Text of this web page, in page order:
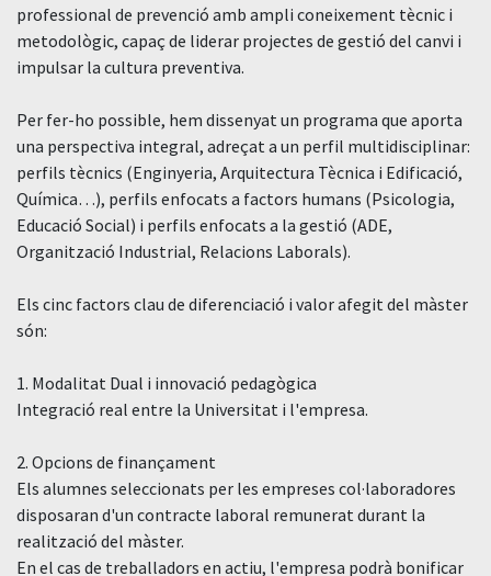
professional de prevenció amb ampli coneixement tècnic i
metodològic, capaç de liderar projectes de gestió del canvi i
impulsar la cultura preventiva.
Per fer-ho possible, hem dissenyat un programa que aporta
una perspectiva integral, adreçat a un perfil multidisciplinar:
perfils tècnics (Enginyeria, Arquitectura Tècnica i Edificació,
Química…), perfils enfocats a factors humans (Psicologia,
Educació Social) i perfils enfocats a la gestió (ADE,
Organització Industrial, Relacions Laborals).
Els cinc factors clau de diferenciació i valor afegit del màster
són:
1. Modalitat Dual i innovació pedagògica
Integració real entre la Universitat i l'empresa.
2. Opcions de finançament
Els alumnes seleccionats per les empreses col·laboradores
disposaran d'un contracte laboral remunerat durant la
realització del màster.
En el cas de treballadors en actiu, l'empresa podrà bonificar